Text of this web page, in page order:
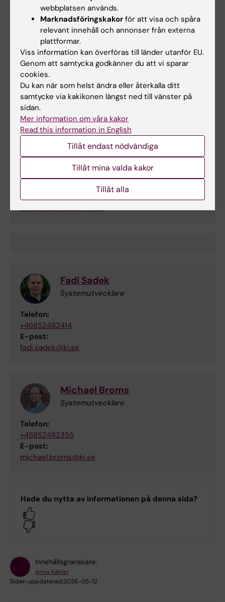
shiyu.li@ki.se
Elísabet Unnur Gísladóttir
Doktorand
E-post:
elisabet.unnur.gisladottir@ki.se
Janina Mahmoodi
Telefon:
E-post:
janina.mahmoodi@ki.se
Fadi Sadek
Systemutvecklare
Telefon:
+46852482414
E-post:
fadi.sadek@ki.se
Michael Broms
Systemutvecklare
Telefon:
+46852482355
E-post:
michael.broms@ki.se
Hade du nytta av informationen på denna sida?
Innehållsgranskare:
Anna Kähler
Sidan uppdaterad:2026-05-12
webbplatsen används.
Marknadsföringskakor för att visa och spåra
relevant innehåll och annonser från externa
plattformar.
Viss information kan överföras till länder utanför EU.
Genom att samtycka godkänner du att vi sparar
cookies.
Du kan när som helst ändra eller återkalla ditt
samtycke via kakikonen längst ned till vänster på
sidan.
Mer information om våra kakor
Read this information in English
Tillåt endast nödvändiga
Tillåt mina valda kakor
Tillåt alla